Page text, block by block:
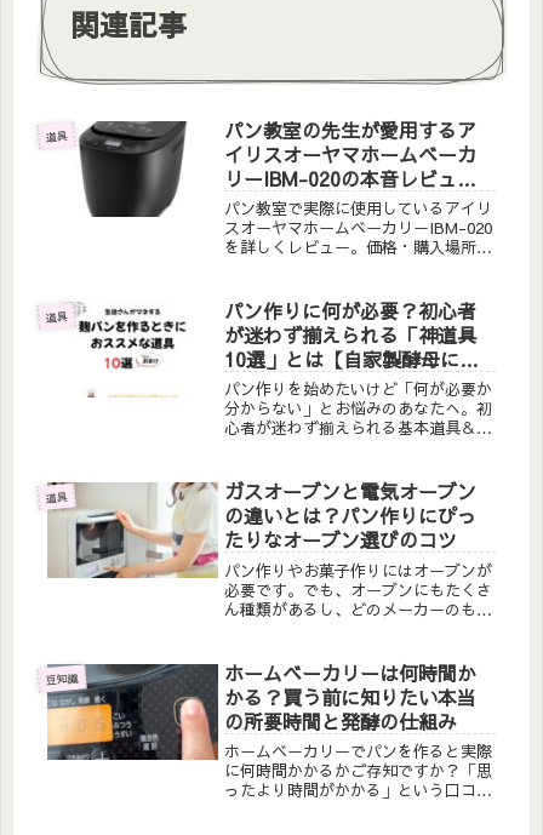
関連記事
道具
パン教室の先生が愛用するア
イリスオーヤマホームベーカ
リーIBM-020の本音レビュー
｜初心者でもバゲット・カン
パーニュが作れる理由
パン教室で実際に使用しているアイリ
スオーヤマホームベーカリーIBM-020
を詳しくレビュー。価格・購入場所・
生徒さんの声も紹介。
道具
パン作りに何が必要？初心者
が迷わず揃えられる「神道具
10選」とは【自家製酵母にも
対応】
パン作りを始めたいけど「何が必要か
分からない」とお悩みのあなたへ。初
心者が迷わず揃えられる基本道具＆便
特典】で無料プレゼント中♪
道具
ガスオーブンと電気オーブン
の違いとは？パン作りにぴっ
たりなオーブン選びのコツ
パン作りやお菓子作りにはオーブンが
必要です。でも、オーブンにもたくさ
ん種類があるし、どのメーカーのもの
を使うシチュエーションは人それぞ
れ。使う用途によっても選び方は変わ
って...
豆知識
ホームベーカリーは何時間か
かる？買う前に知りたい本当
の所要時間と発酵の仕組み
ホームベーカリーでパンを作ると実際
に何時間かかるかご存知ですか？「思
ったより時間がかかる」という口コミ